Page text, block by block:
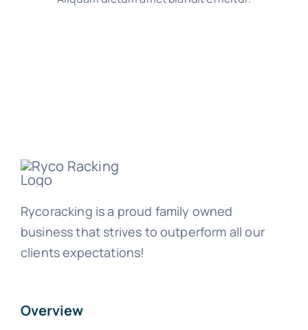
Rycoracking is a proud family owned
business that strives to outperform all our
clients expectations!
Overview